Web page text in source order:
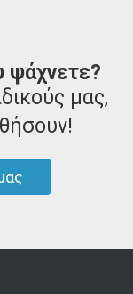
ψάχνετε?
μας,